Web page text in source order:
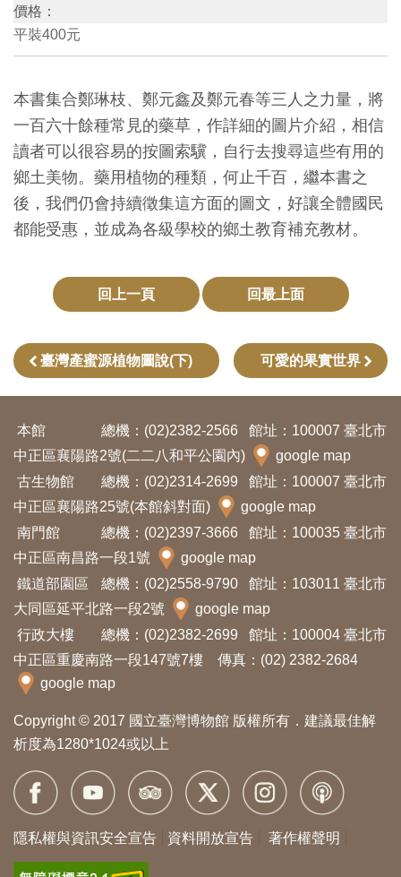
出
版
創
典
藏
研
究
務
府
公
開
資
訊
隱
私
權
與
資
訊
安
全
宣
告
價格：
平裝400元
本書集合鄭琳枝、鄭元鑫及鄭元春等三人之力量，將
一百六十餘種常見的藥草，作詳細的圖片介紹，相信
讀者可以很容易的按圖索驥，自行去搜尋這些有用的
鄉土美物。藥用植物的種類，何止千百，繼本書之
後，我們仍會持續徵集這方面的圖文，好讓全體國民
都能受惠，並成為各級學校的鄉土教育補充教材。
回上一頁 回最上面
臺灣產蜜源植物圖說(下) 可愛的果實世界
本館 總機：(02)2382-2566
館址：100007 臺北市
中正區襄陽路2號(二二八和平公園內)
google map
古生物館
總機：(02)2314-2699
館址：100007 臺北市
中正區襄陽路25號(本館斜對面)
google map
南門館
總機：(02)2397-3666
館址：100035 臺北市
中正區南昌路一段1號
google map
鐵道部園區
總機：(02)2558-9790
館址：103011 臺北市
大同區延平北路一段2號
google map
行政大樓
總機：(02)2382-2699
館址：100004 臺北市
中正區重慶南路一段147號7樓 傳真：(02) 2382-2684
google map
Copyright © 2017 國立臺灣博物館 版權所有．建議最佳解
析度為1280*1024或以上
隱私權與資訊安全宣告 資料開放宣告 著作權聲明